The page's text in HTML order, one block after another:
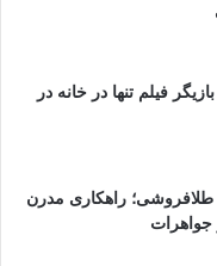
فیلم تنها در خانه در
راهکاری مدرن
جواهرات